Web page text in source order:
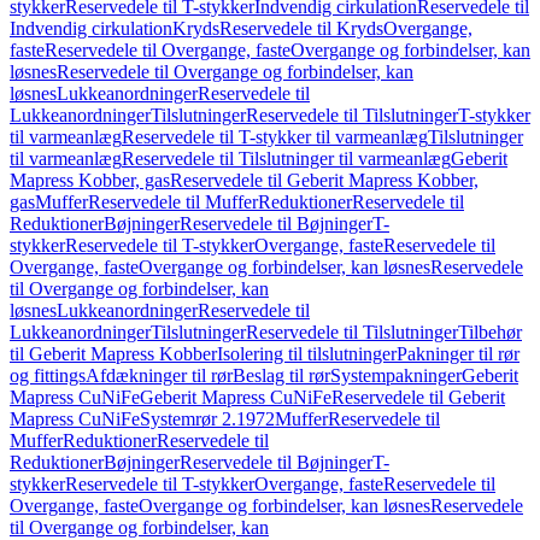
stykkerReservedele til T-stykkerIndvendig cirkulationReservedele til
Indvendig cirkulationKrydsReservedele til KrydsOvergange,
fasteReservedele til Overgange, fasteOvergange og forbindelser, kan
løsnesReservedele til Overgange og forbindelser, kan
løsnesLukkeanordningerReservedele til
LukkeanordningerTilslutningerReservedele til TilslutningerT-stykker
til varmeanlægReservedele til T-stykker til varmeanlægTilslutninger
til varmeanlægReservedele til Tilslutninger til varmeanlægGeberit
Mapress Kobber, gasReservedele til Geberit Mapress Kobber,
gasMufferReservedele til MufferReduktionerReservedele til
ReduktionerBøjningerReservedele til BøjningerT-
stykkerReservedele til T-stykkerOvergange, fasteReservedele til
Overgange, fasteOvergange og forbindelser, kan løsnesReservedele
til Overgange og forbindelser, kan
løsnesLukkeanordningerReservedele til
LukkeanordningerTilslutningerReservedele til TilslutningerTilbehør
til Geberit Mapress KobberIsolering til tilslutningerPakninger til rør
og fittingsAfdækninger til rørBeslag til rørSystempakningerGeberit
Mapress CuNiFeGeberit Mapress CuNiFeReservedele til Geberit
Mapress CuNiFeSystemrør 2.1972MufferReservedele til
MufferReduktionerReservedele til
ReduktionerBøjningerReservedele til BøjningerT-
stykkerReservedele til T-stykkerOvergange, fasteReservedele til
Overgange, fasteOvergange og forbindelser, kan løsnesReservedele
til Overgange og forbindelser, kan